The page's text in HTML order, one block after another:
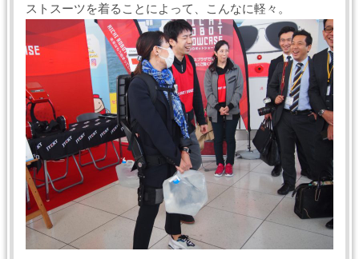
ストスーツを着ることによって、こんなに軽々。